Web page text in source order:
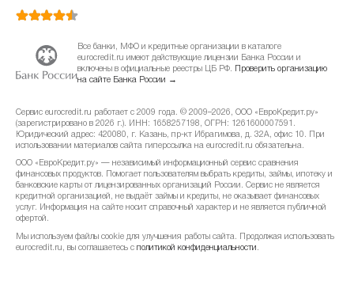
Все банки, МФО и кредитные организации в каталоге
eurocredit.ru имеют действующие лицензии Банка России и
включены в официальные реестры ЦБ РФ.
Проверить организацию
на сайте Банка России →
Сервис eurocredit.ru работает с 2009 года. © 2009–2026, ООО «ЕвроКредит.ру»
(зарегистрировано в 2026 г.). ИНН: 1658257198, ОГРН: 1261600007591.
Юридический адрес: 420080, г. Казань, пр-кт Ибрагимова, д. 32А, офис 10. При
использовании материалов сайта гиперссылка на eurocredit.ru обязательна.
ООО «ЕвроКредит.ру» — независимый информационный сервис сравнения
финансовых продуктов. Помогает пользователям выбрать кредиты, займы, ипотеку и
банковские карты от лицензированных организаций России. Сервис не является
кредитной организацией, не выдаёт займы и кредиты, не оказывает финансовых
услуг. Информация на сайте носит справочный характер и не является публичной
офертой.
Мы используем файлы cookie для улучшения работы сайта. Продолжая использовать
eurocredit.ru, вы соглашаетесь с политикой конфиденциальности .